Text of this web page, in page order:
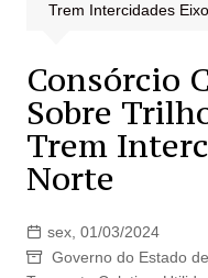
Trem Intercidades
Consórcio
Sobre
Trem
Norte
sex, 01/03/2024
Governo do Estado